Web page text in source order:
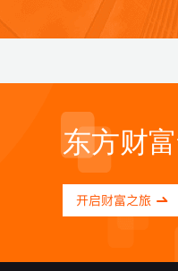
关于“爱丽家
关于“*ST卓然
2026-07-31
东方财